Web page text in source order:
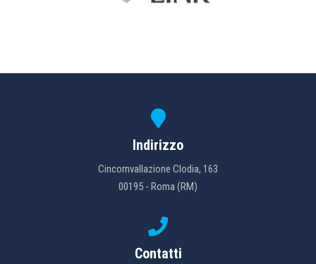
Indirizzo
Cincornvallazione Clodia, 163
00195 - Roma (RM)
Contatti